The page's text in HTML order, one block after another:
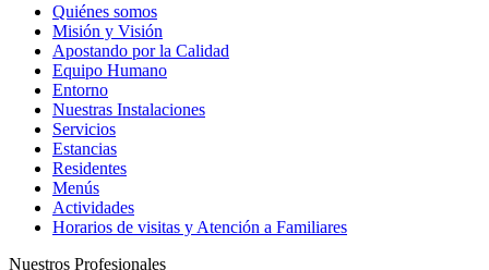
Quiénes somos
Misión y Visión
Apostando por la Calidad
Equipo Humano
Entorno
Nuestras Instalaciones
Servicios
Estancias
Residentes
Menús
Actividades
Horarios de visitas y Atención a Familiares
Nuestros Profesionales